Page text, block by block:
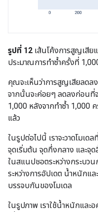
รูปที่ 12 เส้นโค้งการสูญเสีย
ประมาณการทำซ้ำครั้งที่
คุณจะเห็นว่าการสูญเสียลดล
จากนั้นจะค่อยๆ ลดลงก่อนที่
1,000 หลังจากทำซ้ำ 1,000 ค
แล้ว
ในรูปต่อไปนี้ เราจะวาดโมเด
จุดเริ่มต้น จุดกึ่งกลาง และจุ
ในสแนปชอตระหว่างกระบวน
ระหว่างการอัปเดต น้ำหนักแ
บรรจบกันของโมเดล
ในรูปภาพ เราใช้น้ำหนักและอ